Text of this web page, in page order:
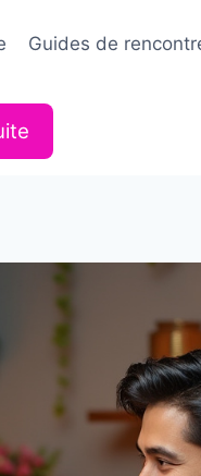
Guides de